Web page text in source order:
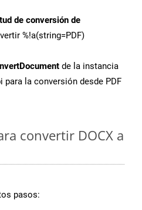
de conversión de
%!a(string=PDF)
de la instancia
para la conversión desde PDF
convertir DOCX a
pasos: